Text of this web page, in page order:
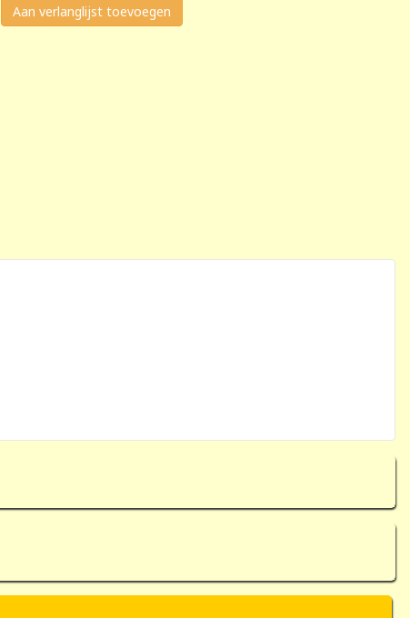
Aan verlanglijst toevoegen